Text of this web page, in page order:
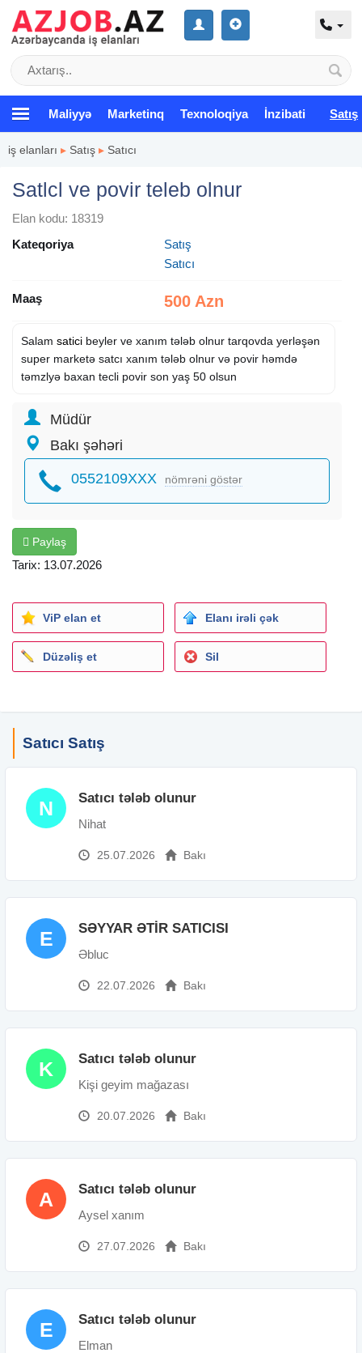
Maliyyə Marketinq Texnoloqiya İnzibati Satış
iş elanları ▸ Satış ▸ Satıcı
Satlcl ve povir teleb olnur
Elan kodu: 18319
Kateqoriya
Satış
Satıcı
Maaş 500 Azn
Salam satici beyler ve xanım tələb olnur tarqovda yerləşən
super marketə satcı xanım tələb olnur və povir həmdə
təmzlyə baxan tecli povir son yaş 50 olsun
Müdür
Bakı şəhəri
0552109XXX nömrəni göstər
Paylaş
Tarix: 13.07.2026
ViP elan et Elanı irəli çək
Düzəliş et Sil
Satıcı Satış
N Satıcı tələb olunur
Nihat
25.07.2026 Bakı
E SƏYYAR ƏTİR SATICISI
Əbluc
22.07.2026 Bakı
K Satıcı tələb olunur
Kişi geyim mağazası
20.07.2026 Bakı
A Satıcı tələb olunur
Aysel xanım
27.07.2026 Bakı
E Satıcı tələb olunur
Elman